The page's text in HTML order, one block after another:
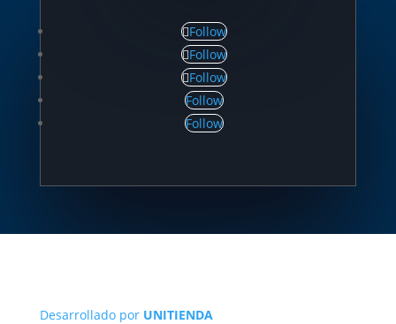
Follow
Follow
Follow
Follow
Follow
Desarrollado por UNITIENDA